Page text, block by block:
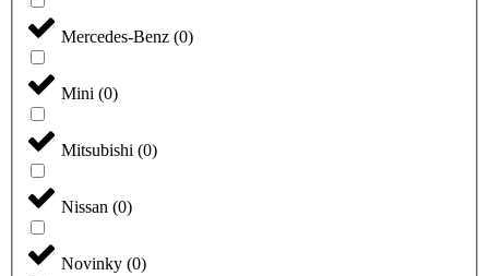
Mercedes-Benz (0)
Mini (0)
Mitsubishi (0)
Nissan (0)
Novinky (0)